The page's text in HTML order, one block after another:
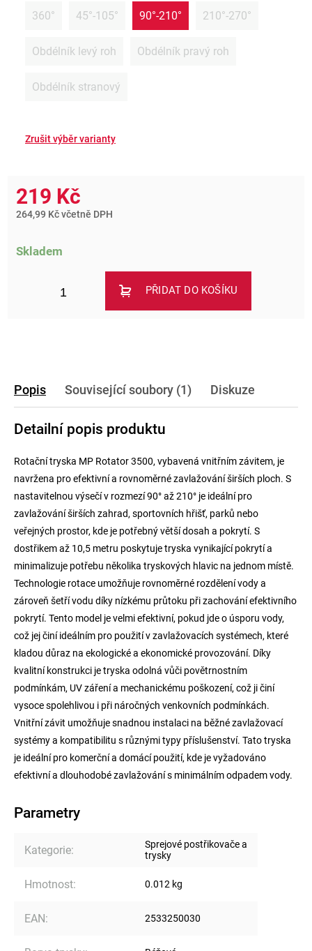
360° 45°-105° 90°-210° 210°-270°
Obdélník levý roh Obdélník pravý roh
Obdélník stranový
219 Kč
264,99 Kč včetně DPH
Skladem
PŘIDAT DO KOŠÍKU
Popis Související soubory (1) Diskuze
Detailní popis produktu
Rotační tryska MP Rotator 3500, vybavená vnitřním závitem, je
navržena pro efektivní a rovnoměrné zavlažování širších ploch. S
nastavitelnou výsečí v rozmezí 90° až 210° je ideální pro
zavlažování širších zahrad, sportovních hřišť, parků nebo
veřejných prostor, kde je potřebný větší dosah a pokrytí. S
dostřikem až 10,5 metru poskytuje tryska vynikající pokrytí a
minimalizuje potřebu několika tryskových hlavic na jednom místě.
Technologie rotace umožňuje rovnoměrné rozdělení vody a
zároveň šetří vodu díky nízkému průtoku při zachování efektivního
pokrytí. Tento model je velmi efektivní, pokud jde o úsporu vody,
což jej činí ideálním pro použití v zavlažovacích systémech, které
kladou důraz na ekologické a ekonomické provozování. Díky
kvalitní konstrukci je tryska odolná vůči povětrnostním
podmínkám, UV záření a mechanickému poškození, což ji činí
vysoce spolehlivou i při náročných venkovních podmínkách.
Vnitřní závit umožňuje snadnou instalaci na běžné zavlažovací
systémy a kompatibilitu s různými typy příslušenství. Tato tryska
je ideální pro komerční a domácí použití, kde je vyžadováno
efektivní a dlouhodobé zavlažování s minimálním odpadem vody.
Parametry
Kategorie:
Sprejové postřikovače a
trysky
Hmotnost: 0.012 kg
EAN: 2533250030